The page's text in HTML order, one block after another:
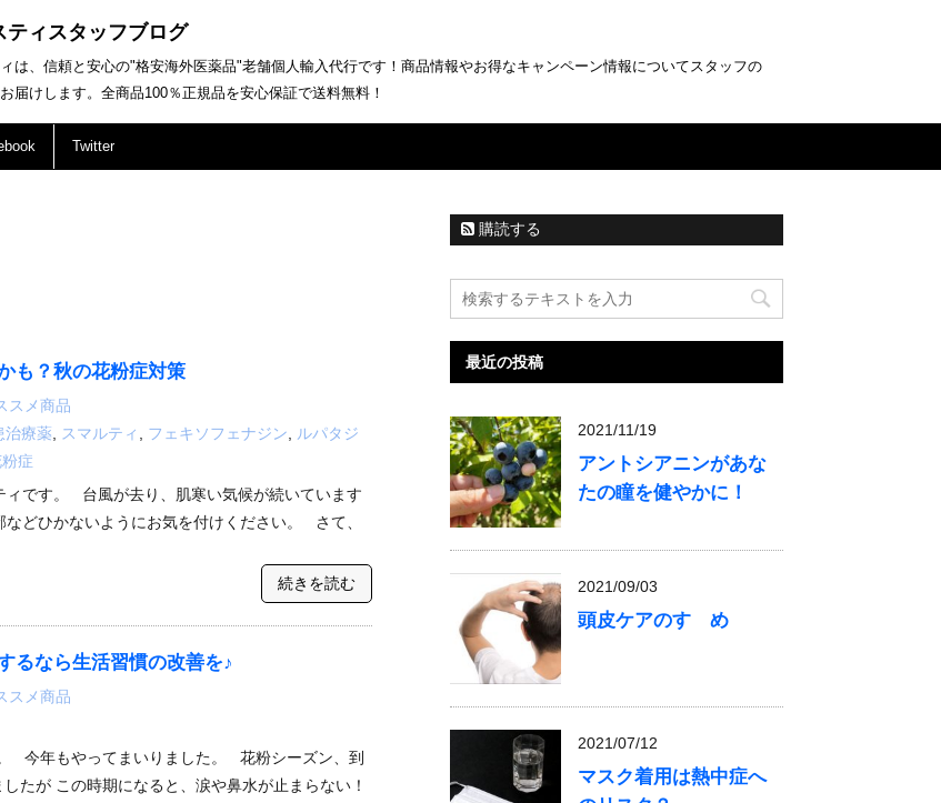
ティスタッフブログ
は、信頼と安心の"格安海外医薬品"老舗個人輸入代行です！商品情報やお得なキャンペーン情報についてスタッフの
届けします。全商品100％正規品を安心保証で送料無料！
Twitter
も？秋の花粉症対策
スメ商品
治療薬 スマルティ フェキソフェナジン
ルパタジ
症
ィです。 台風が去り、肌寒い気候が続いています
どひかないようにお気を付けください。 さて、
続きを読む
るなら生活習慣の改善を♪
スメ商品
今年もやってまいりました。 花粉シーズン、到
たが この時期になると、涙や鼻水が止まらない！
購読する
最近の投稿
2021/11/19
アントシアニンがあな
たの瞳を健やかに！
2021/09/03
頭皮ケアのすゝめ
2021/07/12
マスク着用は熱中症へ